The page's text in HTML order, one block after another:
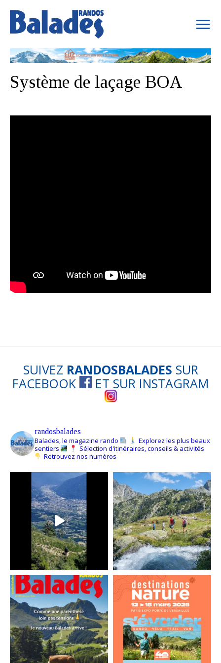
Système de laçage BOA
SUIVEZ RANDOSBALADES SUR
FACEBOOK
ET SUR INSTAGRAM
randosbalades
Balades, le magazine rando
Explorez les plus beaux
sentiers
Sélection d'itinéraires, conseils & activités
Retrouvez nos numéros